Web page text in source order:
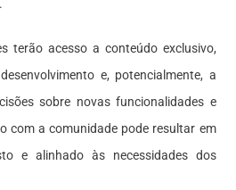
terão acesso a conteúdo exclusivo,
e, potencialmente, a
sobre novas funcionalidades e
com a comunidade pode resultar em
e alinhado às necessidades dos